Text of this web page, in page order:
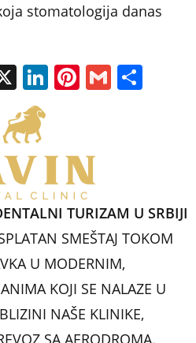
stomatologija danas
er
X Li
e
dI
n
Pi
e
st
G
TURIZAM U SRBIJI
SMEŠTAJ TOKOM
U MODERNIM,
KOJI SE NALAZE U
NAŠE KLINIKE,
SA AERODROMA.